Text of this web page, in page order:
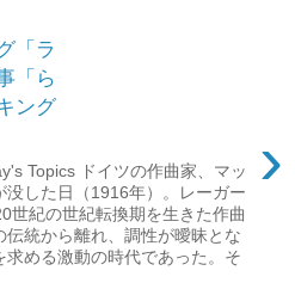
「ラ
「ら
ング
›
Topics ドイツの作曲家、マッ
没した日（1916年）。レーガー
世紀の世紀転換期を生きた作曲
伝統から離れ、調性が曖昧とな
求める激動の時代であった。そ